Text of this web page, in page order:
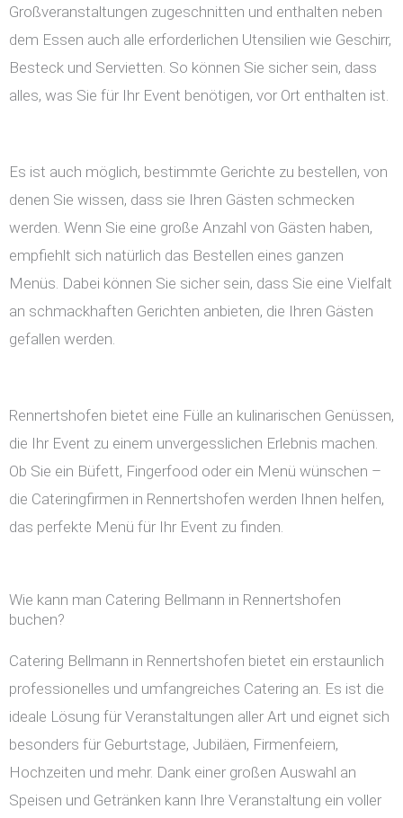
Großveranstaltungen zugeschnitten und enthalten neben
dem Essen auch alle erforderlichen Utensilien wie Geschirr,
Besteck und Servietten. So können Sie sicher sein, dass
alles, was Sie für Ihr Event benötigen, vor Ort enthalten ist.
Es ist auch möglich, bestimmte Gerichte zu bestellen, von
denen Sie wissen, dass sie Ihren Gästen schmecken
werden. Wenn Sie eine große Anzahl von Gästen haben,
empfiehlt sich natürlich das Bestellen eines ganzen
Menüs. Dabei können Sie sicher sein, dass Sie eine Vielfalt
an schmackhaften Gerichten anbieten, die Ihren Gästen
gefallen werden.
Rennertshofen bietet eine Fülle an kulinarischen Genüssen,
die Ihr Event zu einem unvergesslichen Erlebnis machen.
Ob Sie ein Büfett, Fingerfood oder ein Menü wünschen –
die Cateringfirmen in Rennertshofen werden Ihnen helfen,
das perfekte Menü für Ihr Event zu finden.
Wie kann man Catering Bellmann in Rennertshofen
buchen?
Catering Bellmann in Rennertshofen bietet ein erstaunlich
professionelles und umfangreiches Catering an. Es ist die
ideale Lösung für Veranstaltungen aller Art und eignet sich
besonders für Geburtstage, Jubiläen, Firmenfeiern,
Hochzeiten und mehr. Dank einer großen Auswahl an
Speisen und Getränken kann Ihre Veranstaltung ein voller